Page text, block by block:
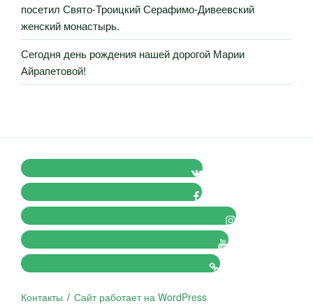
посетил Свято-Троицкий Серафимо-Дивеевский
женский монастырь.
Сегодня день рождения нашей дорогой Марии
Айрапетовой!
VK Православные Добровольцы
FB Православные Добровольцы
Instagram Православные Добровольцы
Youtube Православные Добровольцы
Tik-tok Православные Добровольцы
Контакты Сайт работает на WordPress